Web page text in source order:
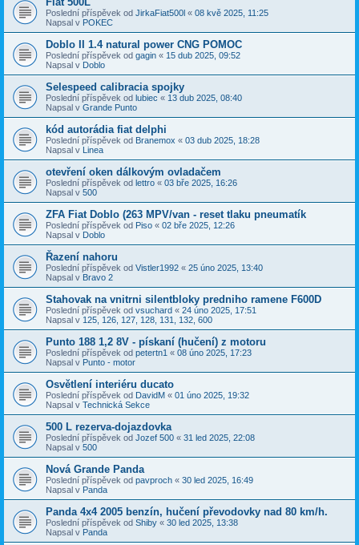
Poslední příspěvek od JirkaFiat500l « 08 kvě 2025, 11:25
Napsal v POKEC
Doblo II 1.4 natural power CNG POMOC
Poslední příspěvek od gagin « 15 dub 2025, 09:52
Napsal v Doblo
Selespeed calibracia spojky
Poslední příspěvek od lubiec « 13 dub 2025, 08:40
Napsal v Grande Punto
kód autorádia fiat delphi
Poslední příspěvek od Branemox « 03 dub 2025, 18:28
Napsal v Linea
otevření oken dálkovým ovladačem
Poslední příspěvek od lettro « 03 bře 2025, 16:26
Napsal v 500
ZFA Fiat Doblo (263 MPV/van - reset tlaku pneumatík
Poslední příspěvek od Piso « 02 bře 2025, 12:26
Napsal v Doblo
Řazení nahoru
Poslední příspěvek od Vistler1992 « 25 úno 2025, 13:40
Napsal v Bravo 2
Stahovak na vnitrni silentbloky predniho ramene F600D
Poslední příspěvek od vsuchard « 24 úno 2025, 17:51
Napsal v 125, 126, 127, 128, 131, 132, 600
Punto 188 1,2 8V - pískaní (hučení) z motoru
Poslední příspěvek od petertn1 « 08 úno 2025, 17:23
Napsal v Punto - motor
Osvětlení interiéru ducato
Poslední příspěvek od DavidM « 01 úno 2025, 19:32
Napsal v Technická Sekce
500 L rezerva-dojazdovka
Poslední příspěvek od Jozef 500 « 31 led 2025, 22:08
Napsal v 500
Nová Grande Panda
Poslední příspěvek od pavproch « 30 led 2025, 16:49
Napsal v Panda
Panda 4x4 2005 benzín, hučení převodovky nad 80 km/h.
Poslední příspěvek od Shiby « 30 led 2025, 13:38
Napsal v Panda